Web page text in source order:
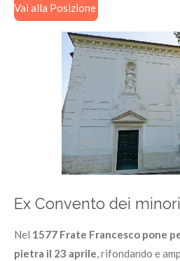
Vai alla Posizione
Ex Convento dei
Nel 1577 Frate Francesco pone
pietra il 23 aprile , rifondando e